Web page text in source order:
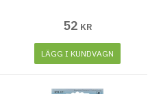
52 KR
LÄGG I KUNDVAGN